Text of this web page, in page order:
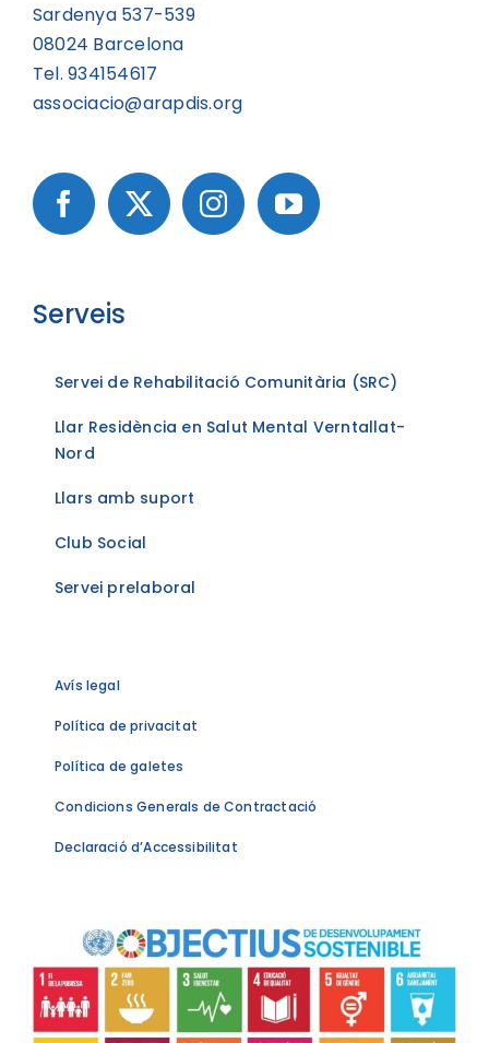
Sardenya 537-539
08024 Barcelona
Tel. 934154617
associacio@arapdis.org
Serveis
Servei de Rehabilitació Comunitària (SRC)
Llar Residència en Salut Mental Verntallat-
Nord
Llars amb suport
Club Social
Servei prelaboral
Avís legal
Política de privacitat
Política de galetes
Condicions Generals de Contractació
Declaració d’Accessibilitat